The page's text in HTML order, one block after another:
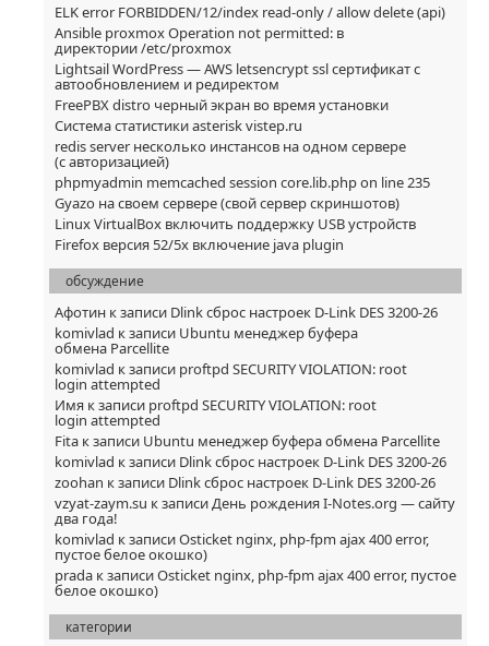
ELK error FORBIDDEN/12/index read-only / allow delete (api)
Ansible proxmox Operation not permitted: в
директории /etc/proxmox
Lightsail WordPress — AWS letsencrypt ssl сертификат с
автообновлением и редиректом
FreePBX distro черный экран во время установки
Система статистики asterisk vistep.ru
redis server несколько инстансов на одном сервере
(с авторизацией)
phpmyadmin memcached session core.lib.php on line 235
Gyazo на своем сервере (свой сервер скриншотов)
Linux VirtualBox включить поддержку USB устройств
Firefox версия 52/5x включение java plugin
обсуждение
Афотин к записи Dlink сброс настроек D-Link DES 3200-26
komivlad к записи Ubuntu менеджер буфера
обмена Parcellite
komivlad к записи proftpd SECURITY VIOLATION: root
login attempted
Имя к записи proftpd SECURITY VIOLATION: root
login attempted
Fita к записи Ubuntu менеджер буфера обмена Parcellite
komivlad к записи Dlink сброс настроек D-Link DES 3200-26
zoohan к записи Dlink сброс настроек D-Link DES 3200-26
vzyat-zaym.su к записи День рождения I-Notes.org — сайту
два года!
komivlad к записиOsticket nginx, php-fpm ajax 400 error,
пустое белое окошко)
prada к записиOsticket nginx, php-fpm ajax 400 error, пустое
белое окошко)
категории